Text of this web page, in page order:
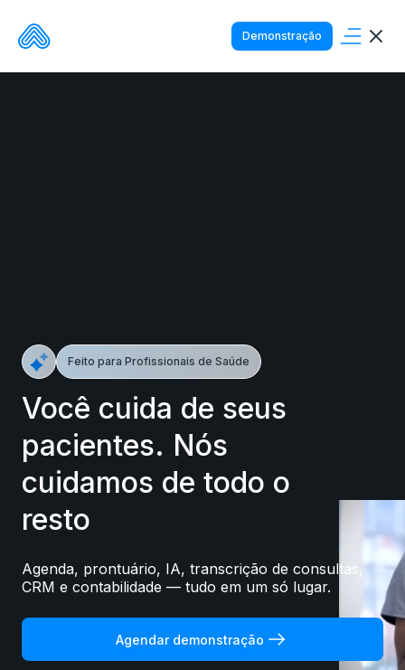
Demonstração
Feito para Profissionais de Saúde
Você cuida de seus
pacientes. Nós
cuidamos de todo o
resto
Agenda, prontuário, IA, transcrição de consultas,
CRM e contabilidade — tudo em um só lugar.
Agendar demonstração